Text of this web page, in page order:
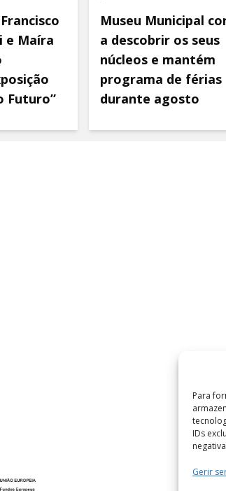
Para
IDs
Gerir
e Maíra
Futuro”
Museu Municipal
a descobrir os seus
núcleos e mantém
programa de férias
durante agosto